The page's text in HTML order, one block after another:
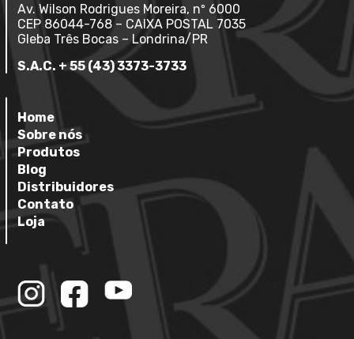
Av. Wilson Rodrigues Moreira, nº 6000
CEP 86044-768 – CAIXA POSTAL 7035
Gleba Três Bocas – Londrina/PR
S.A.C. + 55 (43) 3373-3733
Home
Sobre nós
Produtos
Blog
Distribuidores
Contato
Loja